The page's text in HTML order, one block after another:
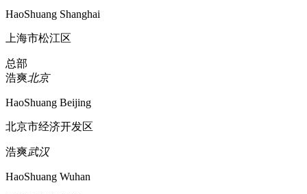
HaoShuang Shanghai
上海市松江区
总部
浩爽北京
HaoShuang Beijing
北京市经济开发区
浩爽武汉
HaoShuang Wuhan